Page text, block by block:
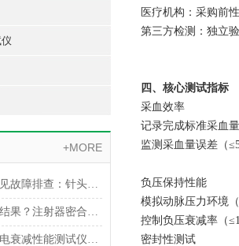
+MORE
百格刮擦测试仪常见故障排查：针头磨损与运动轨迹偏移
气源波动影响测试结果？注射器密合性正压测试仪的稳压设计分析
采购必读：选购静电衰减性能测试仪的5个核心参数与避坑指南
医疗机构‌：采购前
第三方检测‌：独立
四、核心测试指标
‌采血效率‌
记录完成标准采血
监测采血量误差（
‌负压保持性能‌
模拟动脉压力环境
控制负压衰减率（
‌密封性测试‌